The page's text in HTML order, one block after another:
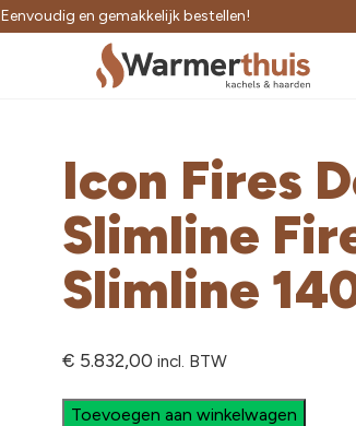
Eenvoudig en gemakkelijk bestellen!
Icon Fires
Slimline
Slimline
€ 5.832,00 incl. BTW
Toevoegen aan winkelwagen